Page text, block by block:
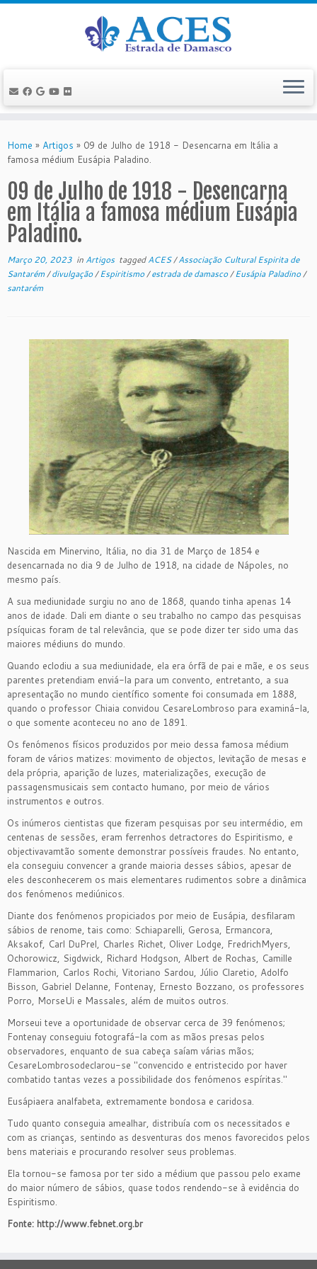
to
content
Home » Artigos » 09 de Julho de 1918 - Desencarna em Itália a
famosa médium Eusápia Paladino.
09 de Julho de 1918 - Desencarna
em Itália a famosa médium Eusápia
Paladino.
Março 20, 2023 in Artigos taggedACES/Associação Cultural Espirita de
Santarém/divulgação/Espiritismo/estrada de damasco/Eusápia Paladino/
santarém
Nascida em Minervino, Itália, no dia 31 de Março de 1854 e
desencarnada no dia 9 de Julho de 1918, na cidade de Nápoles, no
mesmo país.
A sua mediunidade surgiu no ano de 1868, quando tinha apenas 14
anos de idade. Dali em diante o seu trabalho no campo das pesquisas
psíquicas foram de tal relevância, que se pode dizer ter sido uma das
maiores médiuns do mundo.
Quando eclodiu a sua mediunidade, ela era órfã de pai e mãe, e os seus
parentes pretendiam enviá-la para um convento, entretanto, a sua
apresentação no mundo científico somente foi consumada em 1888,
quando o professor Chiaia convidou CesareLombroso para examiná-la,
o que somente aconteceu no ano de 1891.
Os fenómenos físicos produzidos por meio dessa famosa médium
foram de vários matizes: movimento de objectos, levitação de mesas e
dela própria, aparição de luzes, materializações, execução de
passagensmusicais sem contacto humano, por meio de vários
instrumentos e outros.
Os inúmeros cientistas que fizeram pesquisas por seu intermédio, em
centenas de sessões, eram ferrenhos detractores do Espiritismo, e
objectivavamtão somente demonstrar possíveis fraudes. No entanto,
ela conseguiu convencer a grande maioria desses sábios, apesar de
eles desconhecerem os mais elementares rudimentos sobre a dinâmica
dos fenómenos mediúnicos.
Diante dos fenómenos propiciados por meio de Eusápia, desfilaram
sábios de renome, tais como: Schiaparelli, Gerosa, Ermancora,
Aksakof, Carl DuPrel, Charles Richet, Oliver Lodge, FredrichMyers,
Ochorowicz, Sigdwick, Richard Hodgson, Albert de Rochas, Camille
Flammarion, Carlos Rochi, Vitoriano Sardou, Júlio Claretio, Adolfo
Bisson, Gabriel Delanne, Fontenay, Ernesto Bozzano, os professores
Porro, MorseUi e Massales, além de muitos outros.
Morseui teve a oportunidade de observar cerca de 39 fenómenos;
Fontenay conseguiu fotografá-la com as mãos presas pelos
observadores, enquanto de sua cabeça saíam várias mãos;
CesareLombrosodeclarou-se "convencido e entristecido por haver
combatido tantas vezes a possibilidade dos fenómenos espíritas."
Eusápiaera analfabeta, extremamente bondosa e caridosa.
Tudo quanto conseguia amealhar, distribuía com os necessitados e
com as crianças, sentindo as desventuras dos menos favorecidos pelos
bens materiais e procurando resolver seus problemas.
Ela tornou-se famosa por ter sido a médium que passou pelo exame
do maior número de sábios, quase todos rendendo-se à evidência do
Espiritismo.
Fonte: http://www.febnet.org.br